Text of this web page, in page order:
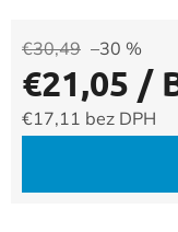
€30,49 –30 %
€21,05 /
€17,11 bez DPH